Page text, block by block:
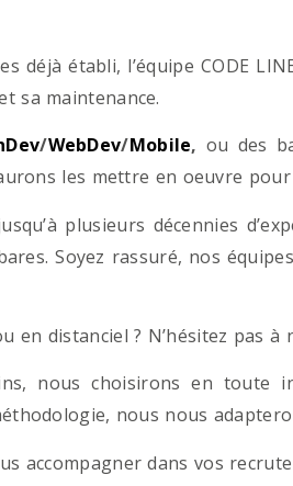
déjà établi, l’équipe CODE
sa maintenance.
/WebDev/Mobile, ou des
les mettre en oeuvre
plusieurs décennies
Soyez rassuré, nos
distanciel ? N’hésitez pas à
nous choisirons en toute
nous nous
accompagner dans vos